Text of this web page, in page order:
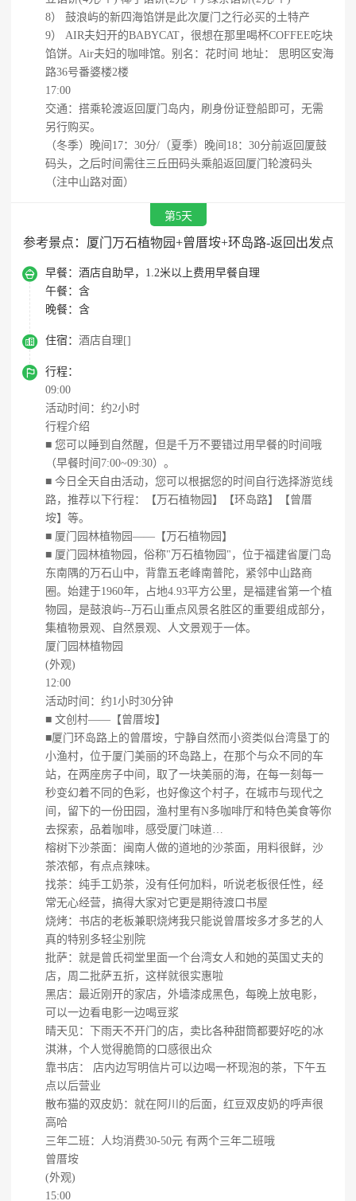
8） 鼓浪屿的新四海馅饼是此次厦门之行必买的土特产
9） AIR夫妇开的BABYCAT，很想在那里喝杯COFFEE吃块
馅饼。Air夫妇的咖啡馆。别名：花时间 地址： 思明区安海
路36号番婆楼2楼
17:00
交通：搭乘轮渡返回厦门岛内，刷身份证登船即可，无需
另行购买。
（冬季）晚间17：30分/（夏季）晚间18：30分前返回厦鼓
码头，之后时间需往三丘田码头乘船返回厦门轮渡码头
（注中山路对面）
第5天
参考景点：厦门万石植物园+曾厝垵+环岛路-返回出发点
 早餐： 酒店自助早，1.2米以上费用早餐自理
午餐： 含
晚餐： 含
 住宿： 酒店自理[]

行程：
09:00
活动时间：约2小时
行程介绍
■ 您可以睡到自然醒，但是千万不要错过用早餐的时间哦
（早餐时间7:00~09:30）。
■ 今日全天自由活动，您可以根据您的时间自行选择游览线
路，推荐以下行程：【万石植物园】【环岛路】【曾厝
垵】等。
■ 厦门园林植物园——【万石植物园】
■ 厦门园林植物园，俗称"万石植物园"，位于福建省厦门岛
东南隅的万石山中，背靠五老峰南普陀，紧邻中山路商
圈。始建于1960年，占地4.93平方公里，是福建省第一个植
物园，是鼓浪屿--万石山重点风景名胜区的重要组成部分，
集植物景观、自然景观、人文景观于一体。
厦门园林植物园
(外观)
12:00
活动时间：约1小时30分钟
■ 文创村——【曾厝垵】
■厦门环岛路上的曾厝垵，宁静自然而小资类似台湾垦丁的
小渔村，位于厦门美丽的环岛路上，在那个与众不同的车
站，在两座房子中间，取了一块美丽的海，在每一刻每一
秒变幻着不同的色彩，也好像这个村子，在城市与现代之
间，留下的一份田园，渔村里有N多咖啡厅和特色美食等你
去探索，品着咖啡，感受厦门味道…
榕树下沙茶面：闽南人做的道地的沙茶面，用料很鲜，沙
茶浓郁，有点点辣味。
找茶：纯手工奶茶，没有任何加料，听说老板很任性，经
常无心经营，搞得大家对它更是期待渡口书屋
烧烤：书店的老板兼职烧烤我只能说曾厝垵多才多艺的人
真的特别多轻尘别院
批萨：就是曾氏祠堂里面一个台湾女人和她的英国丈夫的
店，周二批萨五折，这样就很实惠啦
黑店：最近刚开的家店，外墙漆成黑色，每晚上放电影，
可以一边看电影一边喝豆浆
晴天见：下雨天不开门的店，卖比各种甜筒都要好吃的冰
淇淋，个人觉得脆筒的口感很出众
靠书店： 店内边写明信片可以边喝一杯现泡的茶，下午五
点以后营业
散布猫的双皮奶：就在阿川的后面，红豆双皮奶的呼声很
高哈
三年二班：人均消费30-50元 有两个三年二班哦
曾厝垵
(外观)
15:00